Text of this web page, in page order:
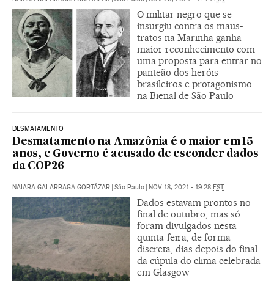
O militar negro que se
insurgiu contra os maus-
tratos na Marinha ganha
maior reconhecimento com
uma proposta para entrar no
panteão dos heróis
brasileiros e protagonismo
na Bienal de São Paulo
DESMATAMENTO
Desmatamento na Amazônia é o maior em 15
anos, e Governo é acusado de esconder dados
da COP26
NAIARA GALARRAGA GORTÁZAR | São Paulo | NOV 18, 2021 - 19:28 EST
Dados estavam prontos no
final de outubro, mas só
foram divulgados nesta
quinta-feira, de forma
discreta, dias depois do final
da cúpula do clima celebrada
em Glasgow